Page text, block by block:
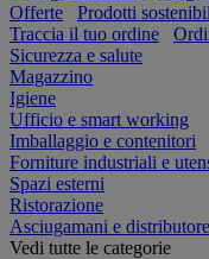
Offerte Prodotti
Traccia il tuo ordine
Sicurezza e salute
Magazzino
Igiene
Ufficio e smart working
Imballaggio e contenitori
Forniture industriali e
Spazi esterni
Ristorazione
Asciugamani e
Vedi tutte le categorie